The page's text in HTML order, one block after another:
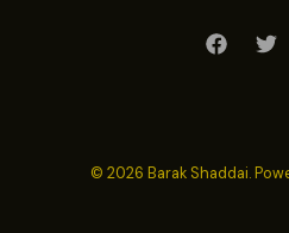
© 2026 Barak Shaddai.